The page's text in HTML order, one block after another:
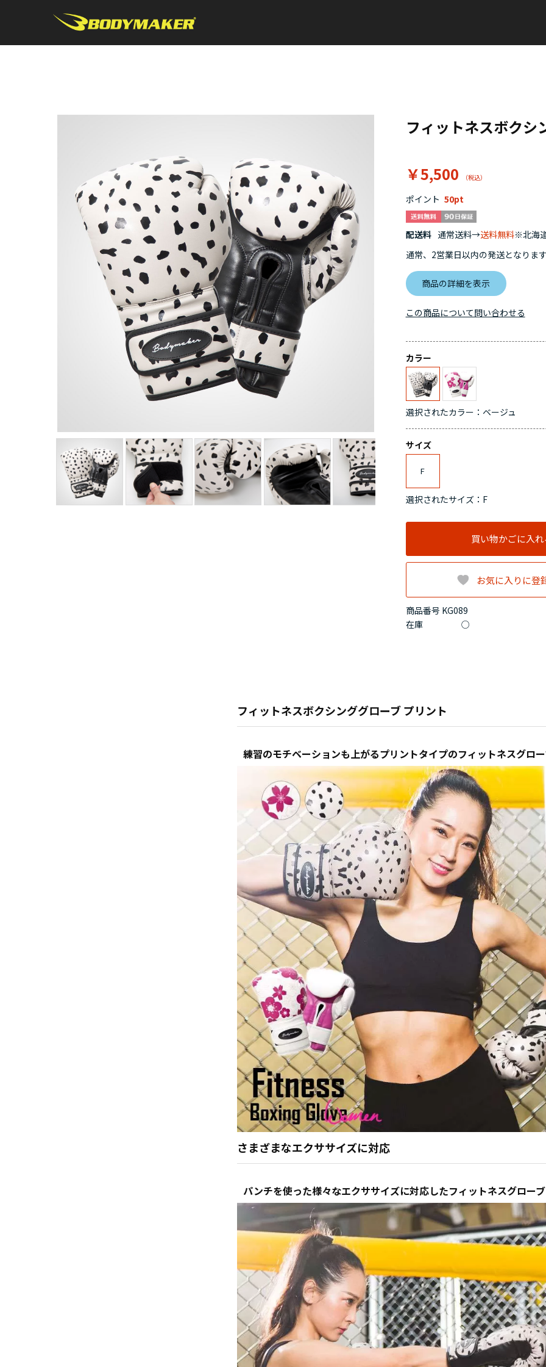
フィットネスボク
￥5,500
商品番号 KG089
ポイント 50
在庫 ○
配送料 通常送料→送料無料※北海
通常、2営業日以内の発送となりま
商品の詳細を表示
カラー
選択されたカラー：ベージュ
サイズ
F
選択されたサイズ：F
買い物かごに入
お気に入りに登
この商品について問い合わせる
フィットネスボクシンググローブ プリント
練習のモチベーションも上がるプリントタイプのフィットネスグロ
さまざまなエクササイズに対応
パンチを使った様々なエクササイズに対応したフィットネスグローブ